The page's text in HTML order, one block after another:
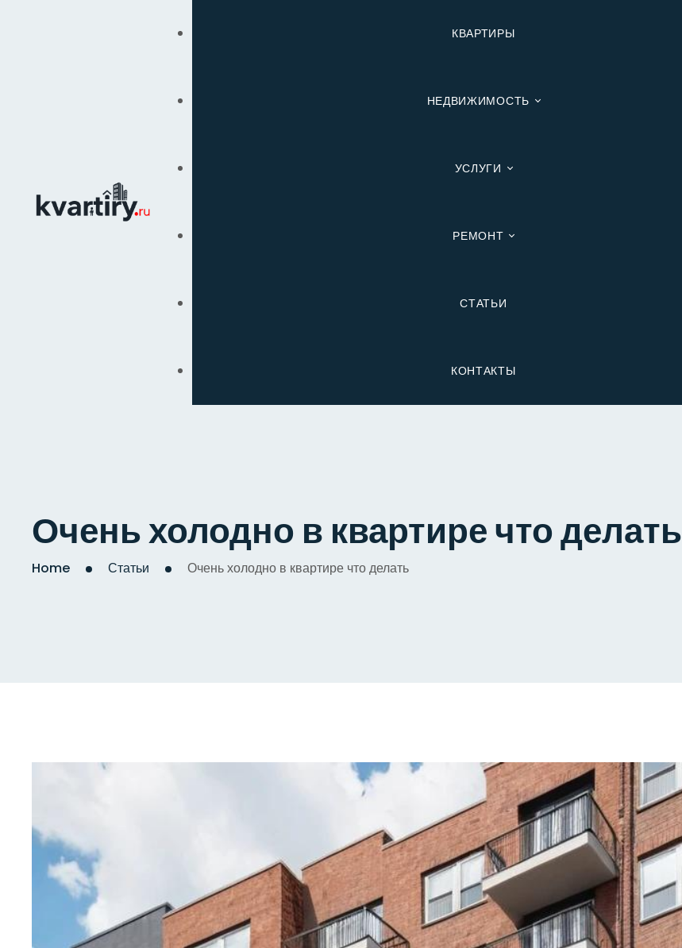
КВАРТИРЫ
НЕДВИЖИМОСТЬ
УСЛУГИ
РЕМОНТ
Капитальный
СТАТЬИ
КОНТАКТЫ
Очень холодно в квартире что делать
Home Статьи Очень холодно в квартире что делать